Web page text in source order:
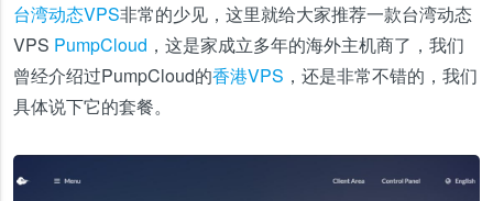
台湾动态VPS非常的少见，这里就给大家推荐一款台湾动态
VPS PumpCloud ，这是家成立多年的海外主机商了，我们
曾经介绍过PumpCloud的香港VPS ，还是非常不错的，我们
具体说下它的套餐。